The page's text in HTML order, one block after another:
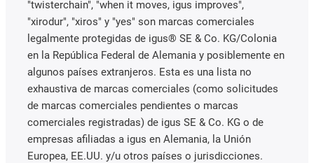
"twisterchain", "when it moves, igus improves",
"xirodur", "xiros" y "yes" son marcas comerciales
legalmente protegidas de igus® SE & Co. KG/Colonia
en la República Federal de Alemania y posiblemente en
algunos países extranjeros. Esta es una lista no
exhaustiva de marcas comerciales (como solicitudes
de marcas comerciales pendientes o marcas
comerciales registradas) de igus SE & Co. KG o de
empresas afiliadas a igus en Alemania, la Unión
Europea, EE.UU. y/u otros países o jurisdicciones.